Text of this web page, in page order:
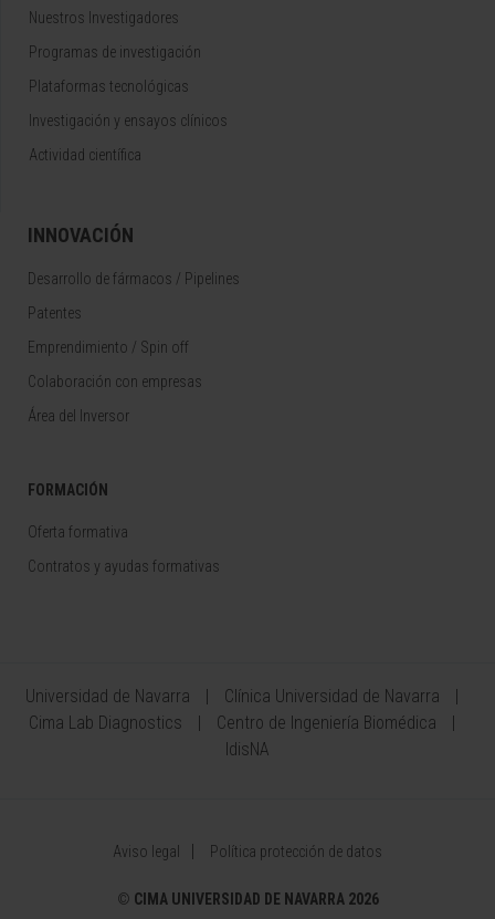
Nuestros Investigadores
Programas de investigación
Plataformas tecnológicas
Investigación y ensayos clínicos
Actividad científica
INNOVACIÓN
Desarrollo de fármacos / Pipelines
Patentes
Emprendimiento / Spin off
Colaboración con empresas
Área del Inversor
FORMACIÓN
Oferta formativa
Contratos y ayudas formativas
Universidad de Navarra
Clínica Universidad de Navarra
Cima Lab Diagnostics
Centro de Ingeniería Biomédica
IdisNA
Aviso legal Política protección de datos
© CIMA UNIVERSIDAD DE NAVARRA 2026